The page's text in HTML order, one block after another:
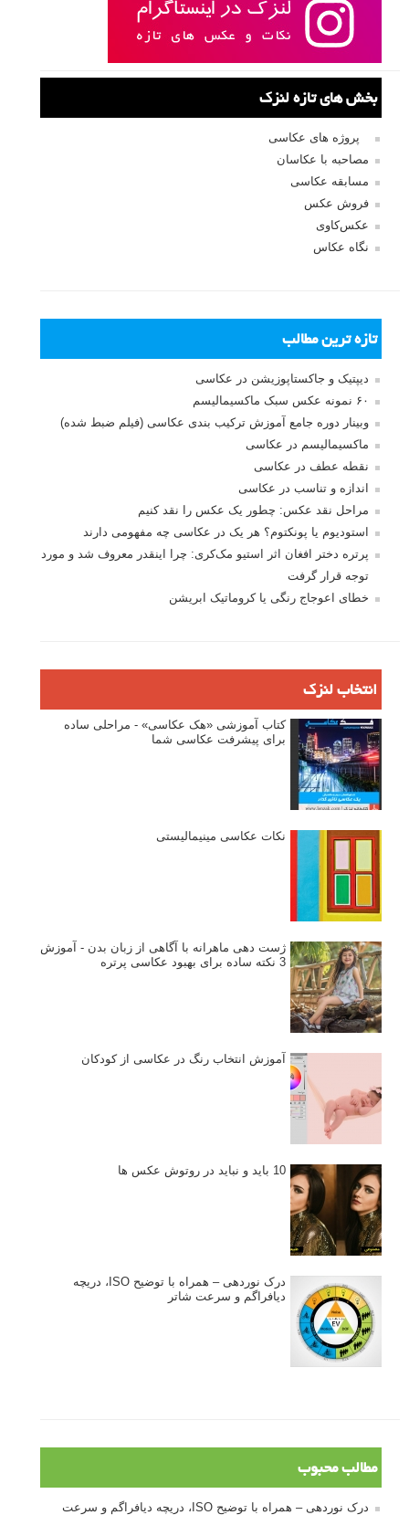
بخش های تازه لنزک
پروژه های عکاسی
مصاحبه با عکاسان
مسابقه عکاسی
فروش عکس
عکس‌کاوی
نگاه عکاس
تازه ترین مطالب
دیپتیک و جاکستا‌پوزیشن در عکاسی
۶۰ نمونه عکس سبک ماکسیمالیسم
وبینار دوره جامع آموزش ترکیب بندی عکاسی (فیلم ضبط شده)
ماکسیمالیسم در عکاسی
نقطه عطف در عکاسی
اندازه و تناسب در عکاسی
مراحل نقد عکس: چطور یک عکس را نقد کنیم
استودیوم یا پونکتوم؟ هر یک در عکاسی چه مفهومی دارند
پرتره دختر افغان اثر استیو مک‌کری: چرا اینقدر معروف شد و مورد
توجه قرار گرفت
خطای اعوجاج رنگی یا کروماتیک ابریشن
انتخاب لنزک
کتاب آموزشی «هک عکاسی» - مراحلی ساده
برای پیشرفت عکاسی شما
نکات عکاسی مینیمالیستی
ژست دهی ماهرانه با آگاهی از زبان بدن - آموزش
3 نکته ساده برای بهبود عکاسی پرتره
آموزش انتخاب رنگ در عکاسی از کودکان
10 باید و نباید در روتوش عکس ها
درک نوردهی – همراه با توضیح ISO، دریچه
دیافراگم و سرعت شاتر
مطالب محبوب
درک نوردهی – همراه با توضیح ISO، دریچه دیافراگم و سرعت